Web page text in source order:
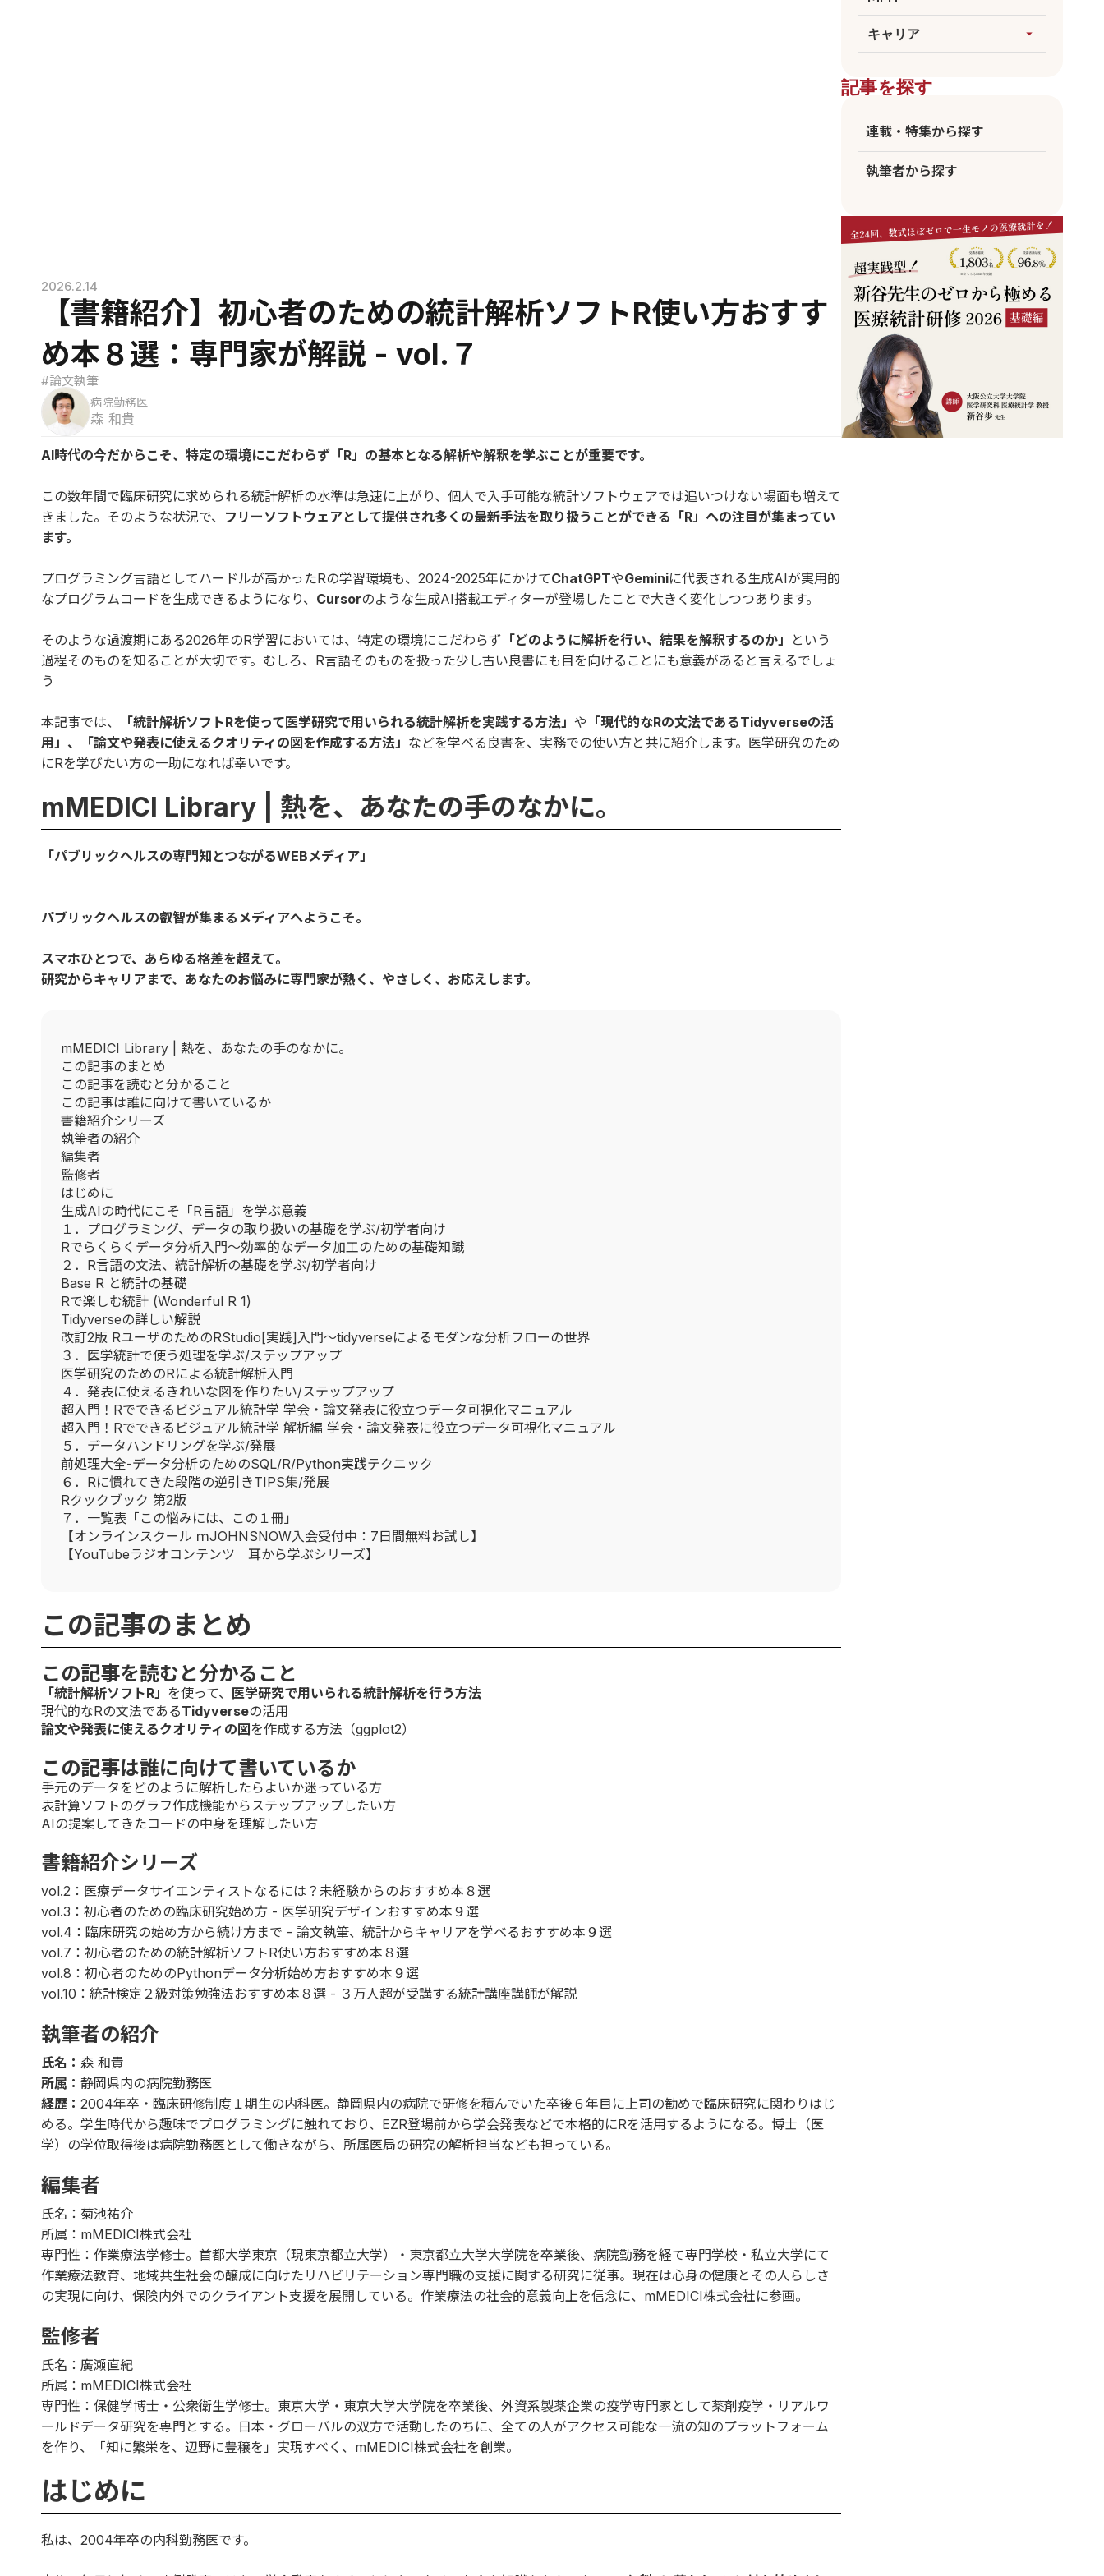
2026.2.14
【書籍紹介】初心者のための統計解析ソフトR使い方おすす
め本８選：専門家が解説 - vol.７
#論文執筆
病院勤務医
森 和貴
AI時代の今だからこそ、特定の環境にこだわらず「R」の基本となる解析や解釈を学ぶことが重要です。
この数年間で臨床研究に求められる統計解析の水準は急速に上がり、個人で入手可能な統計ソフトウェアでは追いつけない場面も増えて
きました。そのような状況で、 フリーソフトウェアとして提供され多くの最新手法を取り扱うことができる「R」への注目が集まってい
ます。
プログラミング言語としてハードルが高かったRの学習環境も、2024-2025年にかけてChatGPTやGeminiに代表される生成AIが実用的
なプログラムコードを生成できるようになり、 Cursorのような生成AI搭載エディターが登場したことで大きく変化しつつあります。
そのような過渡期にある2026年のR学習においては、特定の環境にこだわらず 「どのように解析を行い、結果を解釈するのか」
という
過程そのものを知ることが大切です。むしろ、R言語そのものを扱った少し古い良書にも目を向けることにも意義があると言えるでしょ
う
本記事では、 「統計解析ソフトRを使って医学研究で用いられる統計解析を実践する方法」 や 「現代的なRの文法であるTidyverseの活
用」、「論文や発表に使えるクオリティの図を作成する方法」 などを学べる良書を、実務での使い方と共に紹介します。医学研究のため
にRを学びたい方の一助になれば幸いです。
mMEDICI Library | 熱を、あなたの手のなかに。
「パブリックヘルスの専門知とつながるWEBメディア」
パブリックヘルスの叡智が集まるメディアへようこそ。
スマホひとつで、あらゆる格差を超えて。
研究からキャリアまで、あなたのお悩みに専門家が熱く、やさしく、お応えします。
mMEDICI Library | 熱を、あなたの手のなかに。
この記事のまとめ
この記事を読むと分かること
この記事は誰に向けて書いているか
書籍紹介シリーズ
執筆者の紹介
編集者
監修者
はじめに
生成AIの時代にこそ「R言語」を学ぶ意義
１．プログラミング、データの取り扱いの基礎を学ぶ/初学者向け
Rでらくらくデータ分析入門～効率的なデータ加工のための基礎知識
２．R言語の文法、統計解析の基礎を学ぶ/初学者向け
Base R と統計の基礎
Rで楽しむ統計 (Wonderful R 1)
Tidyverseの詳しい解説
改訂2版 RユーザのためのRStudio[実践]入門〜tidyverseによるモダンな分析フローの世界
３．医学統計で使う処理を学ぶ/ステップアップ
医学研究のためのRによる統計解析入門
４．発表に使えるきれいな図を作りたい/ステップアップ
超入門！Rでできるビジュアル統計学 学会・論文発表に役立つデータ可視化マニュアル
超入門！Rでできるビジュアル統計学 解析編 学会・論文発表に役立つデータ可視化マニュアル
５．データハンドリングを学ぶ/発展
前処理大全-データ分析のためのSQL/R/Python実践テクニック
６．Rに慣れてきた段階の逆引きTIPS集/発展
Rクックブック 第2版
７．一覧表「この悩みには、この１冊」
【オンラインスクール ｍJOHNSNOW入会受付中：7日間無料お試し】
【YouTubeラジオコンテンツ 耳から学ぶシリーズ】
この記事のまとめ
この記事を読むと分かること
「統計解析ソフトR」 を使って、 医学研究で用いられる統計解析を行う方法
現代的なRの文法であるTidyverseの活用
論文や発表に使えるクオリティの図を作成する方法（ggplot2）
この記事は誰に向けて書いているか
手元のデータをどのように解析したらよいか迷っている方
表計算ソフトのグラフ作成機能からステップアップしたい方
AIの提案してきたコードの中身を理解したい方
書籍紹介シリーズ
vol.2 ：医療データサイエンティストなるには？未経験からのおすすめ本８選
vol.3 ：初心者のための臨床研究始め方 - 医学研究デザインおすすめ本９選
vol.4 ：臨床研究の始め方から続け方まで - 論文執筆、統計からキャリアを学べるおすすめ本９選
vol.7 ：初心者のための統計解析ソフトR使い方おすすめ本８選
vol.8 ：初心者のためのPythonデータ分析始め方おすすめ本９選
vol.10 ：統計検定２級対策勉強法おすすめ本８選 - ３万人超が受講する統計講座講師が解説
執筆者の紹介
氏名： 森 和貴
所属： 静岡県内の病院勤務医
経歴： 2004年卒・臨床研修制度１期生の内科医。静岡県内の病院で研修を積んでいた卒後６年目に上司の勧めで臨床研究に関わりはじ
める。学生時代から趣味でプログラミングに触れており、EZR登場前から学会発表などで本格的にRを活用するようになる。博士（医
学）の学位取得後は病院勤務医として働きながら、所属医局の研究の解析担当なども担っている。
編集者
氏名：菊池祐介
所属：mMEDICI株式会社
専門性：作業療法学修士。首都大学東京（現東京都立大学）・東京都立大学大学院を卒業後、病院勤務を経て専門学校・私立大学にて
作業療法教育、地域共生社会の醸成に向けたリハビリテーション専門職の支援に関する研究に従事。現在は心身の健康とその人らしさ
の実現に向け、保険内外でのクライアント支援を展開している。作業療法の社会的意義向上を信念に、mMEDICI株式会社に参画。
監修者
氏名：廣瀬直紀
所属：mMEDICI株式会社
専門性：保健学博士・公衆衛生学修士。東京大学・東京大学大学院を卒業後、外資系製薬企業の疫学専門家として薬剤疫学・リアルワ
ールドデータ研究を専門とする。日本・グローバルの双方で活動したのちに、全ての人がアクセス可能な一流の知のプラットフォーム
を作り、「知に繁栄を、辺野に豊穣を」実現すべく、mMEDICI株式会社を創業。
はじめに
私は、2004年卒の内科勤務医です。
論文執筆
医療統計
臨床
ビジネス
すべてを見る
国公立MPH
京大MPH
キャリア arrow_drop_up
医師
看護師
リハビリ
アカデミア
企業職員
記事を探す
連載・特集から探す
執筆者から探す